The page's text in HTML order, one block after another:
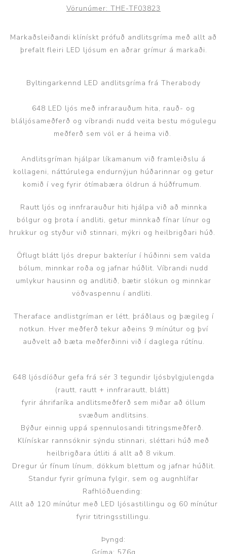
Vörunúmer: THE-TF03823
Markaðsleiðandi klínískt prófuð andlitsgríma með allt að
þrefalt fleiri LED ljósum en aðrar grímur á markaði.
Byltingarkennd LED andlitsgríma frá Therabody
648 LED ljós með infrarauðum hita, rauð- og
bláljósameðferð og víbrandi nudd veita bestu mögulegu
meðferð sem völ er á heima við.
Andlitsgríman hjálpar líkamanum við framleiðslu á
kollageni, náttúrulega endurnýjun húðarinnar og getur
komið í veg fyrir ótímabæra öldrun á húðfrumum.
Rautt ljós og innfrarauður hiti hjálpa við að minnka
bólgur og þrota í andliti, getur minnkað fínar línur og
hrukkur og styður við stinnari, mýkri og heilbrigðari húð.
Öflugt blátt ljós drepur bakteríur í húðinni sem valda
bólum, minnkar roða og jafnar húðlit. Víbrandi nudd
umlykur hausinn og andlitið, bætir slökun og minnkar
vöðvaspennu í andliti.
Theraface andlistgríman er létt, þráðlaus og þægileg í
notkun. Hver meðferð tekur aðeins 9 mínútur og því
auðvelt að bæta meðferðinni við í daglega rútínu.
648 ljósdíóður gefa frá sér 3 tegundir ljósbylgjulengda
(rautt, rautt + innfrarautt, blátt)
fyrir áhrifaríka andlitsmeðferð sem miðar að öllum
svæðum andlitsins.
Býður einnig uppá spennulosandi titringsmeðferð.
Klínískar rannsóknir sýndu stinnari, sléttari húð með
heilbrigðara útliti á allt að 8 vikum.
Dregur úr fínum línum, dökkum blettum og jafnar húðlit.
Standur fyrir grímuna fylgir, sem og augnhlífar
Rafhlöðuending:
Allt að 120 mínútur með LED ljósastillingu og 60 mínútur
fyrir titringsstillingu.
Þyngd: